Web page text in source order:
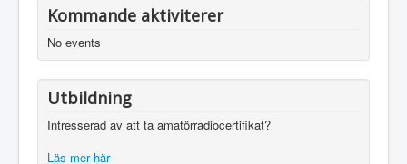
Kommande aktiviterer
No events
Utbildning
Intresserad av att ta amatörradiocertifikat?
Läs mer här